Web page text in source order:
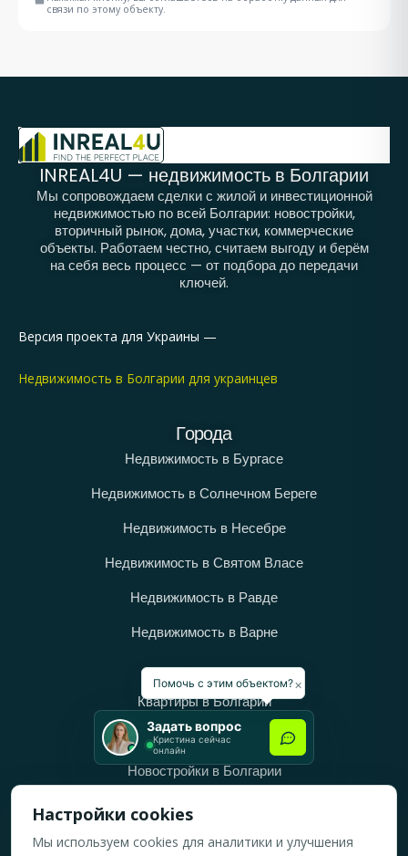
связи по этому объекту.
INREAL4U — недвижимость в Болгарии
Мы сопровождаем сделки с жилой и инвестиционной
недвижимостью по всей Болгарии: новостройки,
вторичный рынок, дома, участки, коммерческие
объекты. Работаем честно, считаем выгоду и берём
на себя весь процесс — от подбора до передачи
ключей.
Версия проекта для Украины —
Недвижимость в Болгарии для украинцев
Города
Недвижимость в Бургасе
Недвижимость в Солнечном Береге
Недвижимость в Несебре
Недвижимость в Святом Власе
Недвижимость в Равде
Недвижимость в Варне
Категории
Квартиры в Болгарии
Дома в Болгарии
Новостройки в Болгарии
Вторичное жильё в Болгарии
Рабочее время
×
Помочь с этим объектом?
Задать вопрос
Кристина сейчас
онлайн
Настройки cookies
Мы используем cookies для аналитики и улучшения